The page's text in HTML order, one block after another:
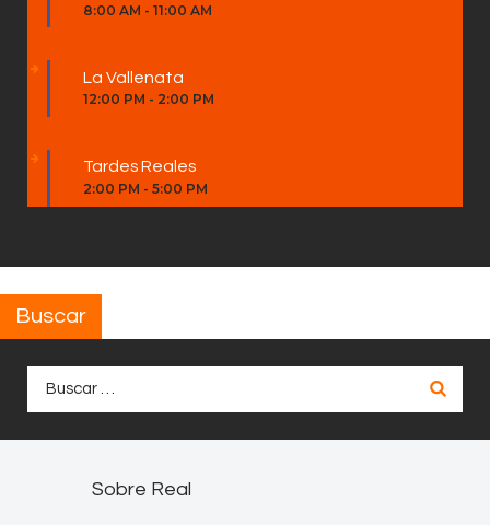
8:00 AM - 11:00 AM
La Vallenata
12:00 PM - 2:00 PM
Tardes Reales
2:00 PM - 5:00 PM
Buscar
Sobre Real